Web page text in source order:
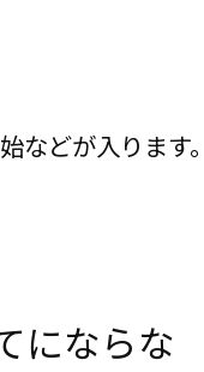
などが入ります。
にならな